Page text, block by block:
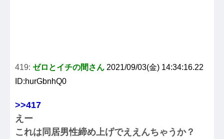
419: ゼロとイチの間さん 2021/09/03(金) 14:34:16.22
ID:hurGbnhQ0
>>417
えー
これは同居男性締め上げでええんちゃうか？